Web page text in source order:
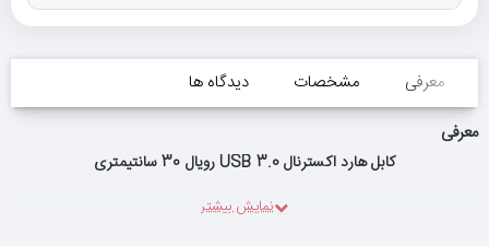
معرفی مشخصات
دیدگاه ها
معرفی
کابل هارد اکسترنال USB 3.0 رویال 30 سانتیمتری